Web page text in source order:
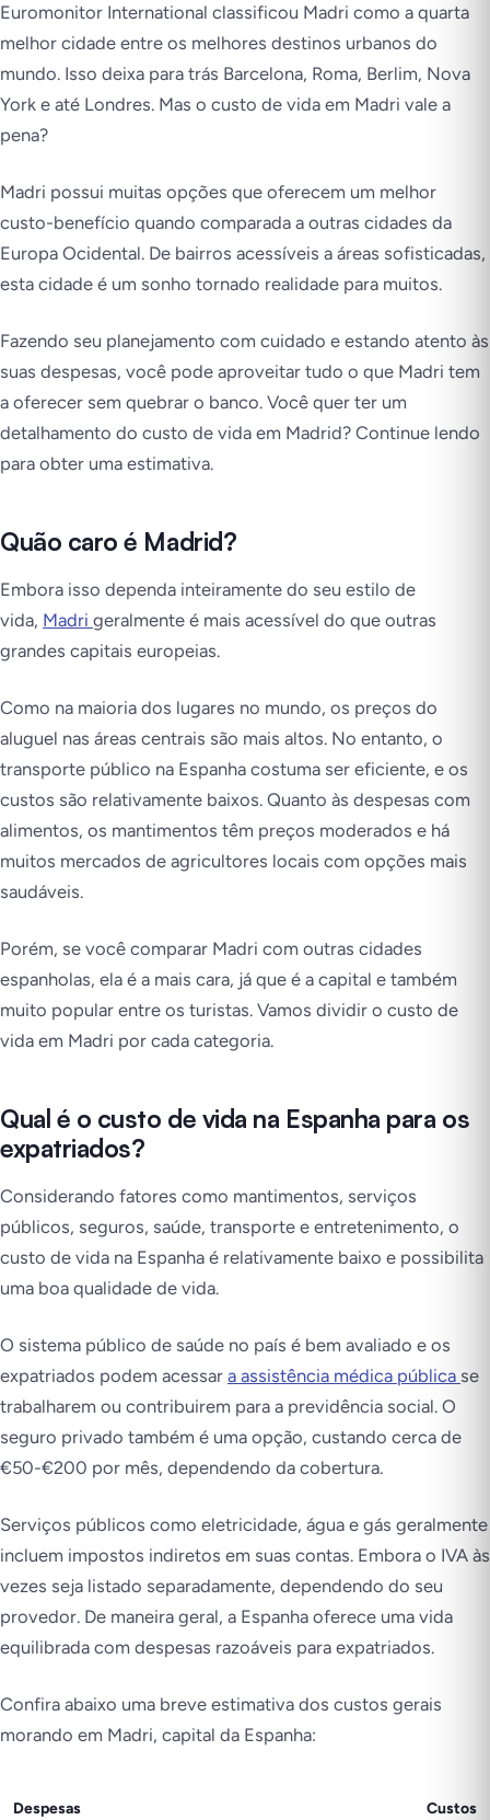
Euromonitor International classificou Madri como a quarta
melhor cidade entre os melhores destinos urbanos do
mundo. Isso deixa para trás Barcelona, Roma, Berlim, Nova
York e até Londres. Mas o custo de vida em Madri vale a
pena?
Madri possui muitas opções que oferecem um melhor
custo-benefício quando comparada a outras cidades da
Europa Ocidental. De bairros acessíveis a áreas sofisticadas,
esta cidade é um sonho tornado realidade para muitos.
Fazendo seu planejamento com cuidado e estando atento às
suas despesas, você pode aproveitar tudo o que Madri tem
a oferecer sem quebrar o banco. Você quer ter um
detalhamento do custo de vida em Madrid? Continue lendo
para obter uma estimativa.
Quão caro é Madrid?
Embora isso dependa inteiramente do seu estilo de
vida, Madri geralmente é mais acessível do que outras
grandes capitais europeias.
Como na maioria dos lugares no mundo, os preços do
aluguel nas áreas centrais são mais altos. No entanto, o
transporte público na Espanha costuma ser eficiente, e os
custos são relativamente baixos. Quanto às despesas com
alimentos, os mantimentos têm preços moderados e há
muitos mercados de agricultores locais com opções mais
saudáveis.
Porém, se você comparar Madri com outras cidades
espanholas, ela é a mais cara, já que é a capital e também
muito popular entre os turistas. Vamos dividir o custo de
vida em Madri por cada categoria.
Qual é o custo de vida na Espanha para os
expatriados?
Considerando fatores como mantimentos, serviços
públicos, seguros, saúde, transporte e entretenimento, o
custo de vida na Espanha é relativamente baixo e possibilita
uma boa qualidade de vida.
O sistema público de saúde no país é bem avaliado e os
expatriados podem acessar a assistência médica pública se
trabalharem ou contribuirem para a previdência social. O
seguro privado também é uma opção, custando cerca de
€50-€200 por mês, dependendo da cobertura.
Serviços públicos como eletricidade, água e gás geralmente
incluem impostos indiretos em suas contas. Embora o IVA às
vezes seja listado separadamente, dependendo do seu
provedor. De maneira geral, a Espanha oferece uma vida
equilibrada com despesas razoáveis para expatriados.
Confira abaixo uma breve estimativa dos custos gerais
morando em Madri, capital da Espanha:
Despesas Custos